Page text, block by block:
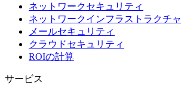
ネットワークセキュリティ
ネットワークインフラストラクチャ
メールセキュリティ
クラウドセキュリティ
ROIの計算
サービス